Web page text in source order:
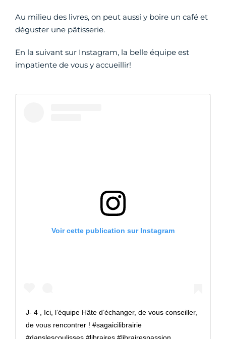
Au milieu des livres, on peut aussi y boire un café et
déguster une pâtisserie.
En la suivant sur Instagram, la belle équipe est
impatiente de vous y accueillir!
Voir cette publication sur Instagram
J- 4 , Ici, l’équipe Hâte d’échanger, de vous conseiller,
de vous rencontrer ! #sagaicilibrairie